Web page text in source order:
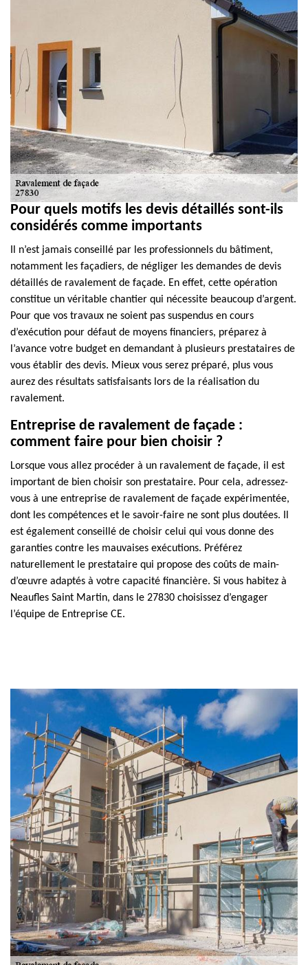
Pour quels motifs les devis détaillés sont-ils
considérés comme importants
Il n’est jamais conseillé par les professionnels du bâtiment,
notamment les façadiers, de négliger les demandes de devis
détaillés de ravalement de façade. En effet, cette opération
constitue un véritable chantier qui nécessite beaucoup d’argent.
Pour que vos travaux ne soient pas suspendus en cours
d’exécution pour défaut de moyens financiers, préparez à
l’avance votre budget en demandant à plusieurs prestataires de
vous établir des devis. Mieux vous serez préparé, plus vous
aurez des résultats satisfaisants lors de la réalisation du
ravalement.
Entreprise de ravalement de façade :
comment faire pour bien choisir ?
Lorsque vous allez procéder à un ravalement de façade, il est
important de bien choisir son prestataire. Pour cela, adressez-
vous à une entreprise de ravalement de façade expérimentée,
dont les compétences et le savoir-faire ne sont plus doutées. Il
est également conseillé de choisir celui qui vous donne des
garanties contre les mauvaises exécutions. Préférez
naturellement le prestataire qui propose des coûts de main-
d’œuvre adaptés à votre capacité financière. Si vous habitez à
Neaufles Saint Martin, dans le 27830 choisissez d’engager
l’équipe de Entreprise CE.